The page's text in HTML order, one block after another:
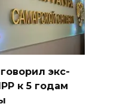
экс-
к 5 годам